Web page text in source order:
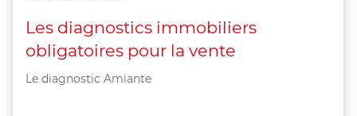
Les diagnostics immobiliers
obligatoires pour la vente
Le diagnostic Amiante